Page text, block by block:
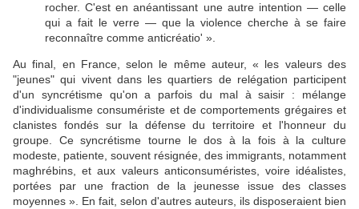
rocher. C'est en anéantissant une autre intention — celle
qui a fait le verre — que la violence cherche à se faire
reconnaître comme anticréatio' ».
Au final, en France, selon le même auteur, « les valeurs des
"jeunes" qui vivent dans les quartiers de relégation participent
d'un syncrétisme qu'on a parfois du mal à saisir : mélange
d'individualisme consumériste et de comportements grégaires et
clanistes fondés sur la défense du territoire et l'honneur du
groupe. Ce syncrétisme tourne le dos à la fois à la culture
modeste, patiente, souvent résignée, des immigrants, notamment
maghrébins, et aux valeurs anticonsuméristes, voire idéalistes,
portées par une fraction de la jeunesse issue des classes
moyennes ». En fait, selon d'autres auteurs, ils disposeraient bien